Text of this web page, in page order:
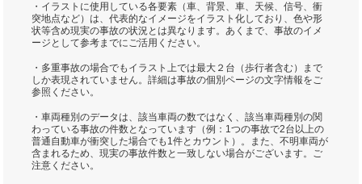
・イラストに使用している各要素（車、背景、車、天候、信号、衝
突地点など）は、代表的なイメージをイラスト化しており、色や形
状等含め現実の事故の状況とは異なります。あくまで、事故のイメ
ージとして参考までにご活用ください。
・多重事故の場合でもイラスト上では最大２台（歩行者含む）まで
しか表現されていません。詳細は事故の個別ページの文字情報をご
参照ください。
・車両種別のデータは、該当車両の数ではなく、該当車両種別の関
わっている事故の件数となっています（例：1つの事故で2台以上の
普通自動車が衝突した場合でも1件とカウント）。また、不明車両が
含まれるため、現実の事故件数と一致しない場合がございます。ご
注意ください。